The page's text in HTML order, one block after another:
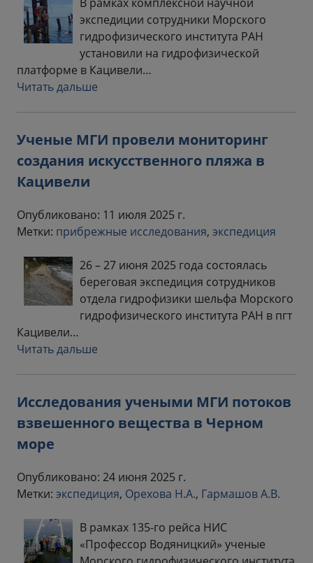
экспедиции сотрудники Морского
гидрофизического института РАН
установили на гидрофизической
платформе в Кацивели…
Читать дальше
Ученые МГИ провели мониторинг
создания искусственного пляжа в
Кацивели
Опубликовано: 11 июля 2025 г.
Метки: прибрежные исследования, экспедиция
26 – 27 июня 2025 года состоялась
береговая экспедиция сотрудников
отдела гидрофизики шельфа Морского
гидрофизического института РАН в пгт
Кацивели…
Читать дальше
Исследования учеными МГИ потоков
взвешенного вещества в Черном
море
Опубликовано: 24 июня 2025 г.
Метки: экспедиция, Орехова Н.А., Гармашов А.В.
В рамках 135-го рейса НИС
«Профессор Водяницкий» ученые